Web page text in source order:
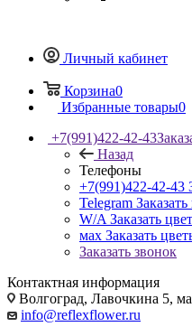
Личный кабинет
Корзина0
Избранные товары0
+7(991)422-42-43
Назад
Телефоны
+7(991)422-42-43
Telegram
W/A Заказать
мах Заказать
Заказать звонок
Контактная информация
Волгоград, Лавочкина 5,
info@reflexflower.ru